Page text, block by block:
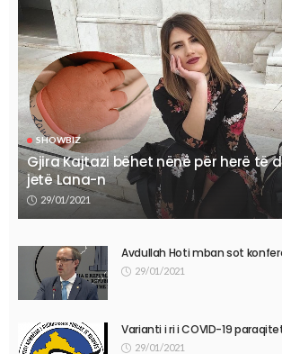
SHOWBIZ
Gjira Kajtazi bëhet nënë për herë të
jetë Lana-n
29/01/2021
Avdullah Hoti mban sot
29/01/2021
Varianti i ri i COVID-19
29/01/2021